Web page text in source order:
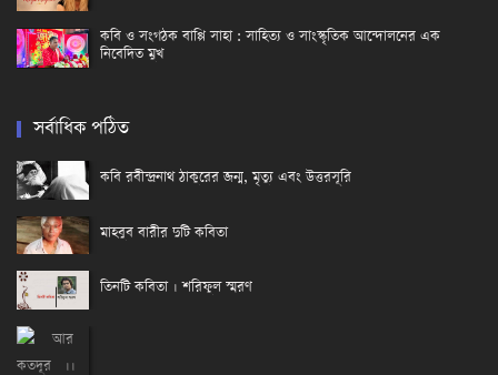
কবি ও সংগঠক বাপ্পি সাহা : সাহিত্য ও সাংস্কৃতিক আন্দোলনের এক
নিবেদিত মুখ
সর্বাধিক পঠিত
কবি রবীন্দ্রনাথ ঠাকুরের জন্ম, মৃত্যু এবং উত্তরসূরি
মাহবুব বারীর দুটি কবিতা
তিনটি কবিতা । শরিফুল স্মরণ